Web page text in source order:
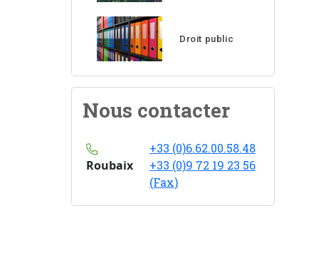
Droit public
Nous contacter
Roubaix
+33 (0)6.62.00.58.48
+33 (0)9 72 19 23 56
(Fax)